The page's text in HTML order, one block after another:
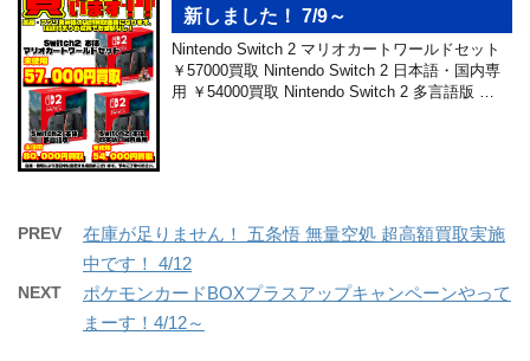
新しました！ 7/9～
Nintendo Switch 2 マリオカートワールドセット
￥57000買取 Nintendo Switch 2 日本語・国内専
用 ￥54000買取 Nintendo Switch 2 多言語版 …
PREV
在庫が足りません！ 五条悟 無量空処 超高額買取実施
中です！ 4/12
NEXT
ポケモンカードBOXプラスアップキャンペーンやって
まーす！4/12～